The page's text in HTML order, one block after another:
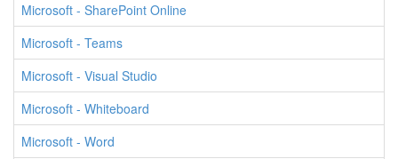
Microsoft - SharePoint Online
Microsoft - Teams
Microsoft - Visual Studio
Microsoft - Whiteboard
Microsoft - Word